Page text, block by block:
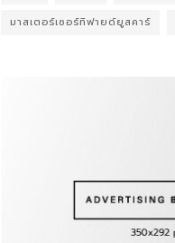
มาสเตอร์เซอร์ทิฟายด์ยูสคาร์